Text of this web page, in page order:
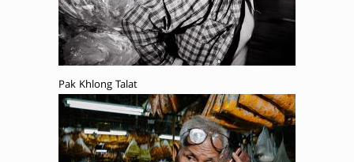
Pak Khlong Talat